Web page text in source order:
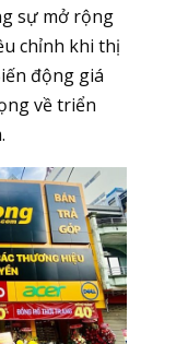
sự mở rộng
chỉnh khi thị
động giá
về triển